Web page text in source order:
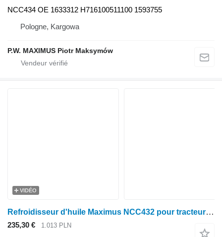
NCC434 OE 1633312 H716100511100 1593755
Pologne, Kargowa
P.W. MAXIMUS Piotr Maksymów
VIDÉO
Refroidisseur d'huile Maximus NCC432 pour tracteur à roues Claas AXION 850-800 850-810 870-810 880-810
235,30 € 1.013 PLN